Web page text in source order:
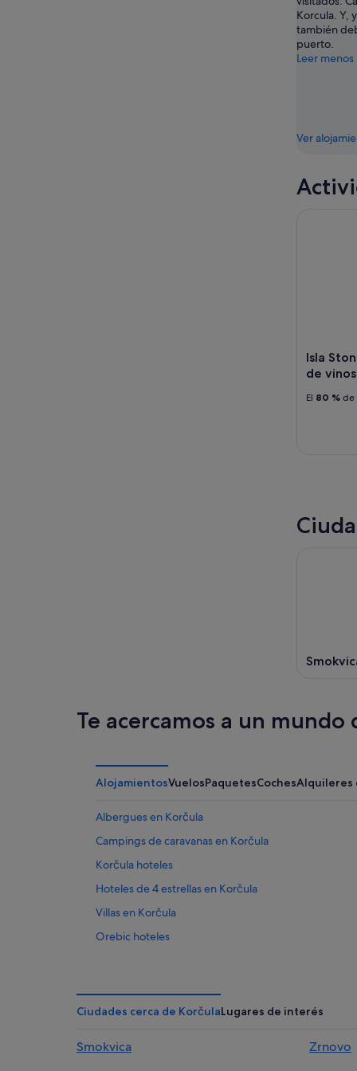
ago
-
9
ago
semana,
14
ago
-
Korcula. Y,
también
puerto.
Leer menos
Ver
Isla
de vinos
El 80 % de
Te acercamos a un mundo
AlojamientosVuelosPaquetesCochesAlquileres
Albergues en Korčula
Campings de caravanas en Korčula
Korčula hoteles
Hoteles de 4 estrellas en Korčula
Villas en Korčula
Orebic hoteles
Ciudades cerca de KorčulaLugares de interés
Smokvica Zrnovo